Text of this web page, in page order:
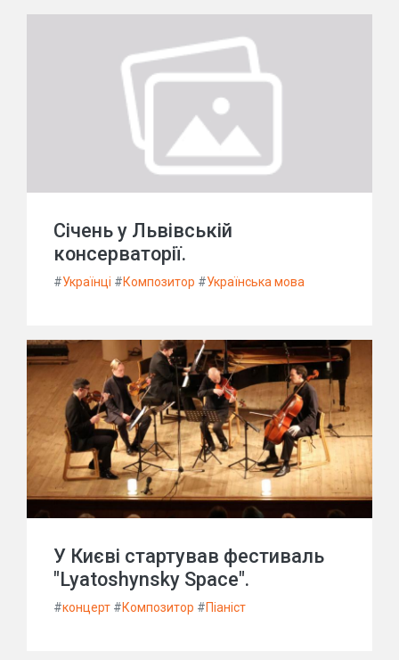
Січень у Львівській
консерваторії.
#Українці #Композитор #Українська мова
У Києві стартував фестиваль
"Lyatoshynsky Space".
#концерт #Композитор #Піаніст